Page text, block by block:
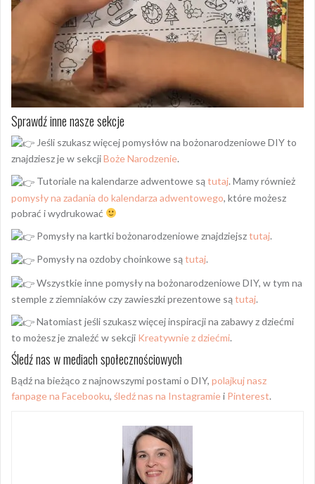
Sprawdź inne nasze sekcje
Jeśli szukasz więcej pomysłów na bożonarodzeniowe DIY to
znajdziesz je w sekcjiBoże Narodzenie.
Tutoriale na kalendarze adwentowe sątutaj. Mamy również
pomysły na zadania do kalendarza adwentowego, które możesz
pobrać i wydrukować
Pomysły na kartki bożonarodzeniowe znajdziejsztutaj.
Pomysły na ozdoby choinkowe sątutaj.
Wszystkie inne pomysły na bożonarodzeniowe DIY, w tym na
stemple z ziemniaków czy zawieszki prezentowe sątutaj.
Natomiast jeśli szukasz więcej inspiracji na zabawy z dziećmi
to możesz je znaleźć w sekcji Kreatywnie z dziećmi.
Śledź nas w mediach społecznościowych
Bądź na bieżąco z najnowszymi postami o DIY, polajkuj nasz
fanpage na Facebooku, śledź nas na Instagramiei Pinterest.